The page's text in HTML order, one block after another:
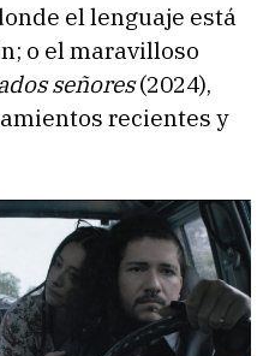
el lenguaje está
o el maravilloso
señores(2024),
recientes y